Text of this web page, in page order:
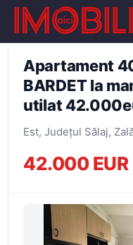
← Înapoi la oferte
Apartament
BARDET la
utilat
Est, Județul Sălaj,
42.000 EUR